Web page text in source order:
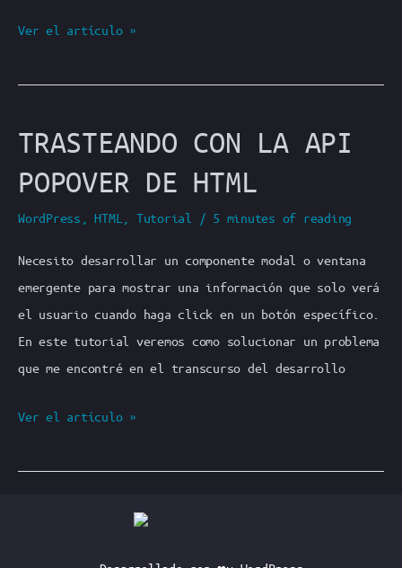
Atributo
en
Creando
botón
de
WordPress
Ver el artículo »
TRASTEANDO CON LA API
POPOVER DE HTML
WordPress ,HTML Tutorial / 5 minutes of reading
Necesito desarrollar un componente modal o ventana
emergente para mostrar una información que solo verá
el usuario cuando haga click en un botón específico.
En este tutorial veremos como solucionar un problema
que me encontré en el transcurso del desarrollo
Trasteando
la
Ver el artículo »